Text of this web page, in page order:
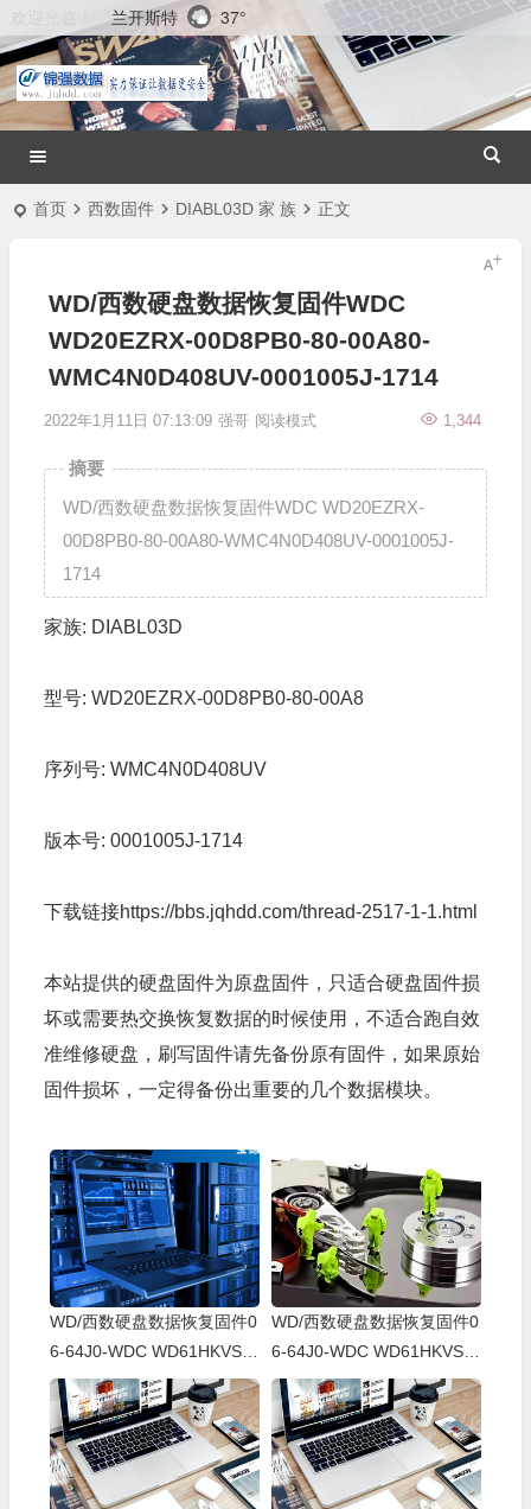
兰开斯特 37°
首页 西数固件 DIABL03D 家 族 正文
WD/西数硬盘数据恢复固件WDC
WD20EZRX-00D8PB0-80-00A80-
WMC4N0D408UV-0001005J-1714
2022年1月11日 07:13:09 强哥 1,344
阅读模式
摘要
WD/西数硬盘数据恢复固件WDC WD20EZRX-
00D8PB0-80-00A80-WMC4N0D408UV-0001005J-
1714
家族: DIABL03D
型号: WD20EZRX-00D8PB0-80-00A8
序列号: WMC4N0D408UV
版本号: 0001005J-1714
下载链接https://bbs.jqhdd.com/thread-2517-1-1.html
本站提供的硬盘固件为原盘固件，只适合硬盘固件损
坏或需要热交换恢复数据的时候使用，不适合跑自效
准维修硬盘，刷写固件请先备份原有固件，如果原始
固件损坏，一定得备份出重要的几个数据模块。
WD/西数硬盘数据恢复固件0
6-64J0-WDC WD61HKVS-7
8AUSY0-80-00A80-WD-WX
52D71DH04K-00060064-27
00
WD/西数硬盘数据恢复固件0
6-64J0-WDC WD61HKVS-7
8AUSY0-80-00A80-WD-WX
22D2143CAS-00060064-27
00